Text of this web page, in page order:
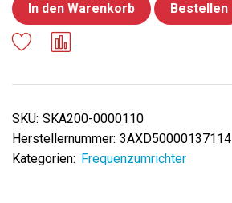
In den Warenkorb Bestellen
SKU: SKA200-0000110
Herstellernummer: 3AXD50000137114
Kategorien: Frequenzumrichter